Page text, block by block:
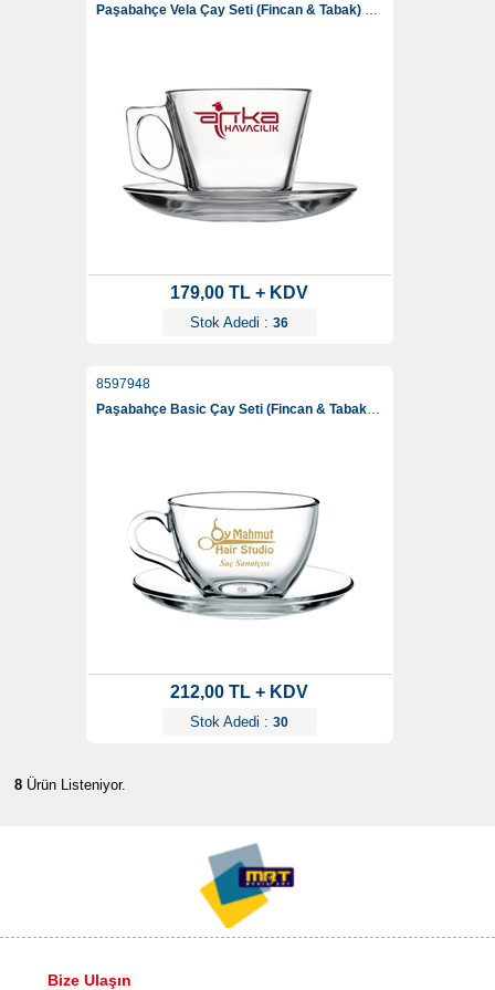
Paşabahçe Vela Çay Seti (Fincan & Tabak) 195 Ml
179,00 TL + KDV
Stok Adedi : 36
8597948
Paşabahçe Basic Çay Seti (Fincan & Tabak) 238 Ml
212,00 TL + KDV
Stok Adedi : 30
8Ürün Listeniyor.
Bize Ulaşın